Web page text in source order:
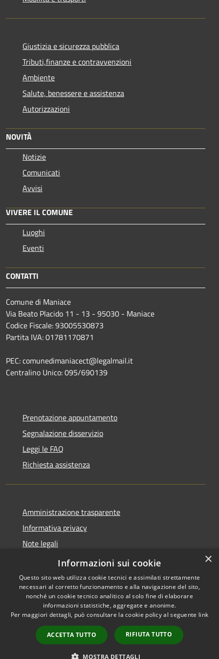
Giustizia e sicurezza pubblica
Tributi,finanze e contravvenzioni
Ambiente
Salute, benessere e assistenza
Autorizzazioni
NOVITÀ
Notizie
Comunicati
Avvisi
VIVERE IL COMUNE
Luoghi
Eventi
CONTATTI
Comune di Maniace
Via Beato Placido 11 - 13 - 95030 - Maniace
Codice Fiscale: 93005530873
Partita IVA: 01781170871
PEC: comunedimaniacect@legalmail.it
Centralino Unico: 095/690139
Prenotazione appuntamento
Segnalazione disservizio
Leggi le FAQ
Richiesta assistenza
Amministrazione trasparente
Informativa privacy
Note legali
Dichiarazione di accessibilità
Accessibilità
Copyright © 2026 • Comune di
Maniace • Powered by
Municipium•
Accesso
redazione
×
Informazioni sui cookie
Questo sito web utilizza cookie tecnici e assimilati strettamente
necessari al corretto funzionamento e alla navigazione del sito,
nonché un cookie tecnico analitico al solo fine di elaborare
informazioni statistiche, aggregate e anonime.
Per maggiori dettagli, può consultare la cookie policy al seguente link
ACCETTA TUTTO RIFIUTA TUTTO
MOSTRA DETTAGLI